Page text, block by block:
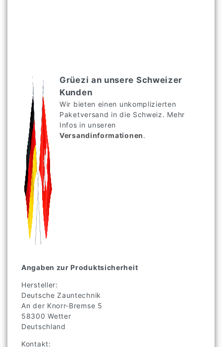
Grüezi an unsere Schweizer
Kunden
Wir bieten einen unkomplizierten
Paketversand in die Schweiz. Mehr
Infos in unseren
Versandinformationen.
Angaben zur Produktsicherheit
Hersteller:
Deutsche Zauntechnik
An der Knorr-Bremse 5
58300 Wetter
Deutschland
Kontakt: